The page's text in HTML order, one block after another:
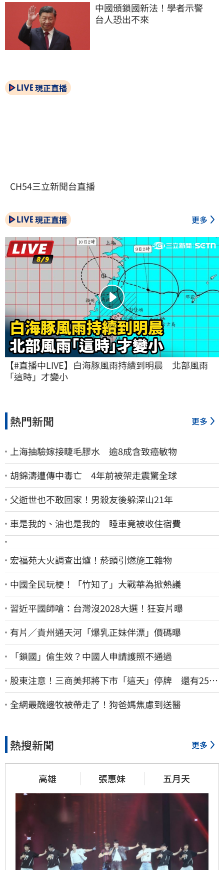
中國頒鎖國新法！學者示警
台人恐出不來
現正直播
CH54三立新聞台直播
現正直播 更多
【#直播中LIVE】白海豚風雨持續到明晨　北部風雨
「這時」才變小
熱門新聞 更多
上海抽驗嫁接睫毛膠水 逾8成含致癌敏物
胡錦濤遭傳中毒亡 4年前被架走震驚全球
父逝世也不敢回家！男殺友後躲深山21年
車是我的、油也是我的 睡車竟被收住宿費
宏福苑大火調查出爐！菸頭引燃施工雜物
中國全民玩梗！「竹知了」大戰華為掀熱議
習近平國師嗆：台灣沒2028大選！狂妄片曝
有片／貴州通天河「爆乳正妹伴漂」價碼曝
「鎖國」偷生效？中國人申請護照不通過
股東注意！三商美邦將下市「這天」停牌 還有252
名千張大戶
全網最醜邊牧被帶走了！狗爸媽焦慮到送醫
熱搜新聞 更多
高雄 張惠妹 五月天